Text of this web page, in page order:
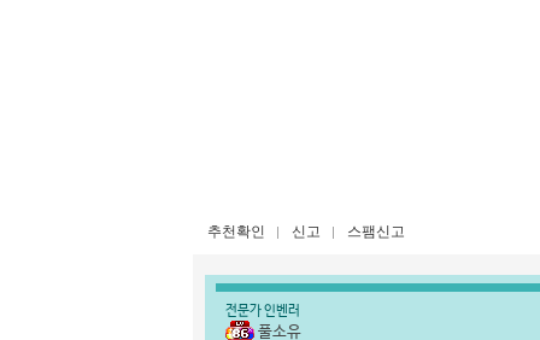
추천확인 신고 스팸신고
전문가 인벤러
풀소유